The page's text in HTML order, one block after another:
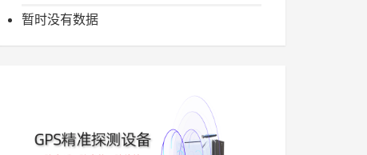
暂时没有数据